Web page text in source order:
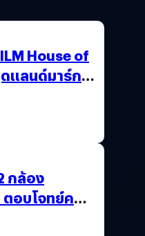
House of
แลนด์มาร์ก
กล้อง
ตอบโจทย์ครี